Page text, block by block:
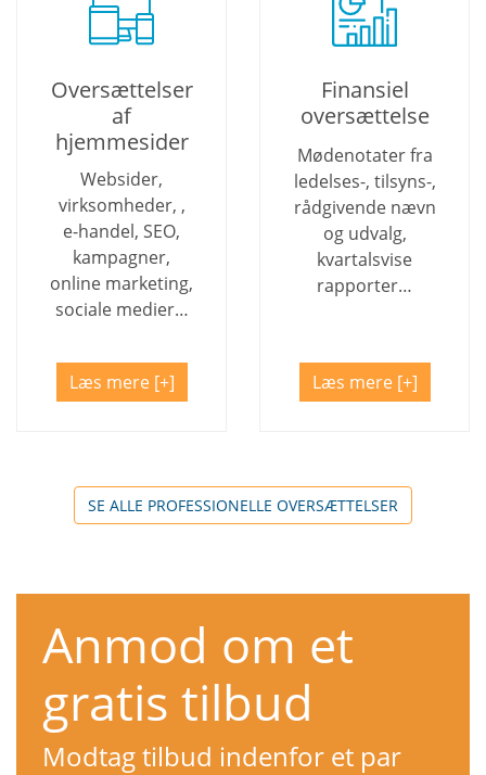
Oversættelser
af
hjemmesider
Websider,
virksomheder, ,
e-handel, SEO,
kampagner,
online marketing,
sociale medier…
Læs mere
Finansiel
oversættelse
Mødenotater fra
ledelses-, tilsyns-,
rådgivende nævn
og udvalg,
kvartalsvise
rapporter…
Læs mere
SE ALLE PROFESSIONELLE OVERSÆTTELSER
Anmod om et
gratis tilbud
Modtag tilbud indenfor et par